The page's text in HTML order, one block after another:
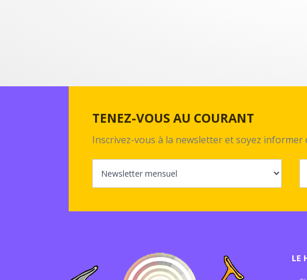
TENEZ-VOUS AU COURANT
Inscrivez-vous à la newsletter et soyez
LE